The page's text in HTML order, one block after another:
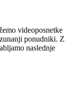
videoposnetke
ponudniki. Z
naslednje